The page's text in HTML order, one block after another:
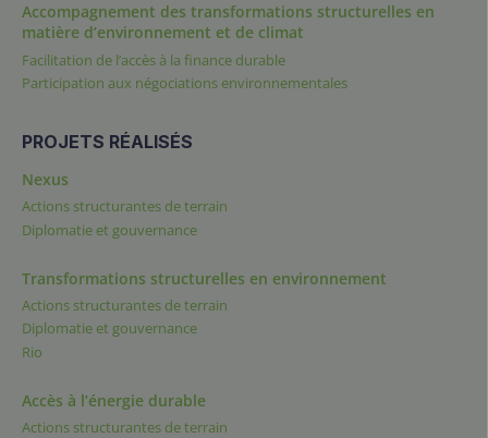
Accompagnement des transformations structurelles en
matière d’environnement et de climat
Facilitation de l’accès à la finance durable
Participation aux négociations environnementales
PROJETS RÉALISÉS
Nexus
Actions structurantes de terrain
Diplomatie et gouvernance
Transformations structurelles en environnement
Actions structurantes de terrain
Diplomatie et gouvernance
Rio
Accès à l’énergie durable
Actions structurantes de terrain